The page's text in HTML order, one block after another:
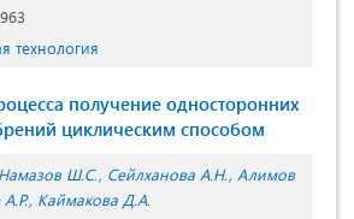
963
технология
получение односторонних
циклическим способом
Намазов Ш.С. Сейлханова А.Н. Алимов
Каймакова Д.А.